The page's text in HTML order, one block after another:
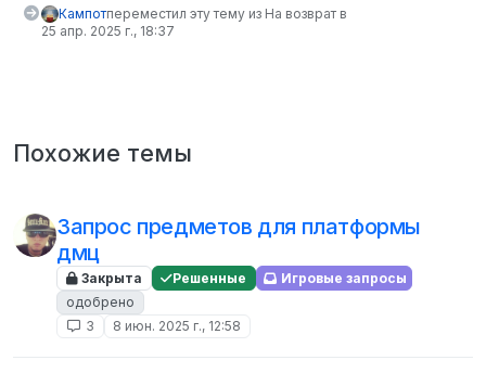
Кампотпереместил эту тему из На возврат в
25 апр. 2025 г., 18:37
Похожие темы
Запрос предметов для платформы
дмц
Закрыта Решенные
Игровые запросы
одобрено
3
8 июн. 2025 г., 12:58